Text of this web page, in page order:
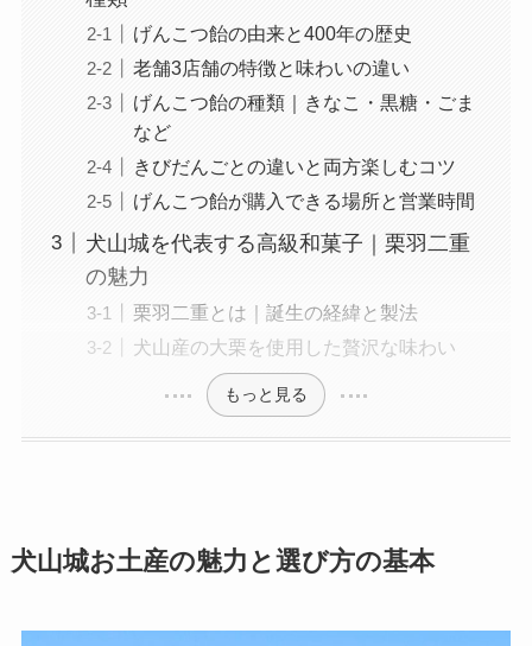
げんこつ飴の由来と400年の歴史
老舗3店舗の特徴と味わいの違い
げんこつ飴の種類｜きなこ・黒糖・ごま
など
きびだんごとの違いと両方楽しむコツ
げんこつ飴が購入できる場所と営業時間
犬山城を代表する高級和菓子｜栗羽二重
の魅力
栗羽二重とは｜誕生の経緯と製法
犬山産の大栗を使用した贅沢な味わい
もっと見る
犬山城お土産の魅力と選び方の基本